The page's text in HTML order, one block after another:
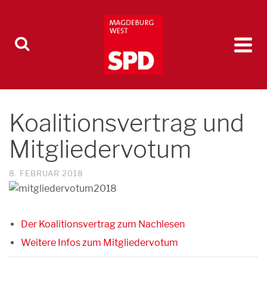
Koalitionsvertrag und
Mitgliedervotum
8. FEBRUAR 2018
Der Koalitionsvertrag zum Nachlesen
Weitere Infos zum Mitgliedervotum